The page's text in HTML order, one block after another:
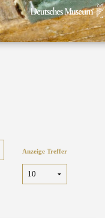
Anzeige Treffer